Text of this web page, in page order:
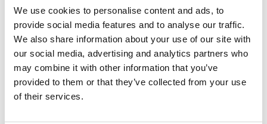
We use cookies to personalise content and ads, to
provide social media features and to analyse our traffic.
We also share information about your use of our site with
our social media, advertising and analytics partners who
may combine it with other information that you’ve
provided to them or that they’ve collected from your use
of their services.
hecho una gran contribución a la respuesta al sida que
perduraría para siempre. «Tenía unas habilidades de
facilitación mayúsculas, que se volvían especialmente
soberbias en las trincheras del programa de
alfabetización sobre el tratamiento de Treatment
Action Campaign, la organización que con tanto
orgullo lideraba y para la que no dejaba de trabajar. Su
en accesible para las comunidades fue la seña